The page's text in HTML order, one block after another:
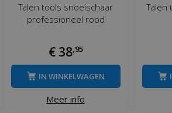
Talen tools snoeischaar
professioneel rood
€ 38 95
Meer info
IN WINKELWAGEN
Talen